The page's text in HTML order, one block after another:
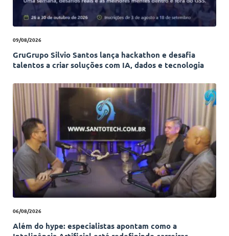
09/08/2026
GruGrupo Silvio Santos lança hackathon e desafia
talentos a criar soluções com IA, dados e tecnologia
06/08/2026
Além do hype: especialistas apontam como a